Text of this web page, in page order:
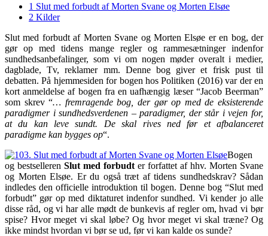
1 Slut med forbudt af Morten Svane og Morten Elsøe
2 Kilder
Slut med forbudt af Morten Svane og Morten Elsøe er en bog, der
gør op med tidens mange regler og rammesætninger indenfor
sundhedsanbefalinger, som vi om nogen møder overalt i medier,
dagblade, Tv, reklamer mm. Denne bog giver et frisk pust til
debatten. På hjemmesiden for bogen hos Politiken (2016) var der en
kort anmeldelse af bogen fra en uafhængig læser “Jacob Beerman”
som skrev “… fremragende bog, der gør op med de eksisterende
paradigmer i sundhedsverdenen – paradigmer, der står i vejen for,
at du kan leve sundt. De skal rives ned før et afbalanceret
paradigme kan bygges op“.
Bogen
og bestselleren Slut med forbudt er forfattet af hhv. Morten Svane
og Morten Elsøe. Er du også træt af tidens sundhedskrav? Sådan
indledes den officielle introduktion til bogen. Denne bog “Slut med
forbudt” gør op med diktaturet indenfor sundhed. Vi kender jo alle
disse råd, og vi har alle mødt de bunkevis af regler om, hvad vi bør
spise? Hvor meget vi skal løbe? Og hvor meget vi skal træne? Og
ikke mindst hvordan vi bør se ud, før vi kan kalde os sunde?